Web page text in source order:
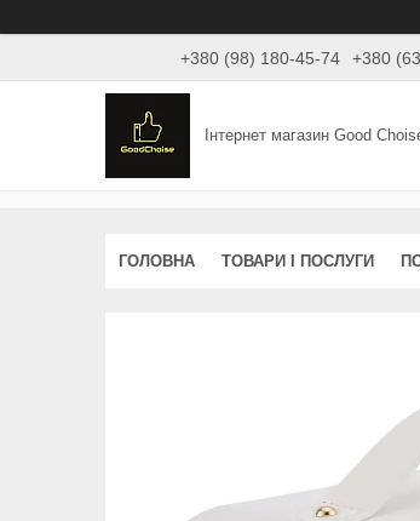
+380 (98) 180-45-74 +380
Інтернет магазин Good
ГОЛОВНА ТОВАРИ І ПОСЛУГИ